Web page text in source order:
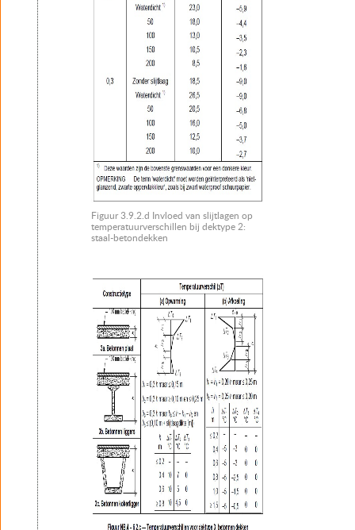
Figuur 3.9.2.d Invloed van slijtlagen op
temperatuurverschillen bij dektype 2:
staal-betondekken